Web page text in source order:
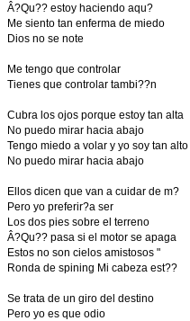
Â?Qu?? estoy haciendo aqu?­
Me siento tan enferma de miedo
Dios no se note
Me tengo que controlar
Tienes que controlar tambi??n
Cubra los ojos porque estoy tan alta
No puedo mirar hacia abajo
Tengo miedo a volar y yo soy tan alto
No puedo mirar hacia abajo
Ellos dicen que van a cuidar de m?­
Pero yo preferir?­a ser
Los dos pies sobre el terreno
Â?Qu?? pasa si el motor se apaga
Estos no son cielos amistosos "
Ronda de spining Mi cabeza est??
Se trata de un giro del destino
Pero yo es que odio